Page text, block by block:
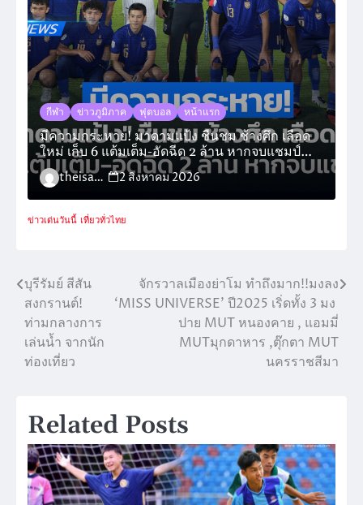
กีฬา ข่าวภูมิภาค ฟุตบอล หน้าแรก
มีความกระหาย! มาดามแป้ง ชื่นชม ช้างศึก เลือด
ใหม่ เก็บ 6 แต้มเต็ม-อัดฉีด 2 ล้าน หากจบแชมป์
กลุ่ม
theisara_admin 2 สิงหาคม 2026
ข่าวเด่นวันนี้ เที่ยวทั่วไทย
แนะแนว
เรื่อง
บุรีรัมย์ สีสัน
สงกรานต์!
ท่ามกลางการ
เล่นน้ำ จากนัก
ท่องเที่ยว
จักรวาลเมืองย่าโม ทำถึงมาก!!มงลง
‘MISS UNIVERSE’ ปี2025 เริ่ดทั้ง 3 มง
ปาย MUT หนองคาย , แอมมี่
MUTมุกดาหาร ,ตุ๊กตา MUT
นครราชสีมา
Related Posts